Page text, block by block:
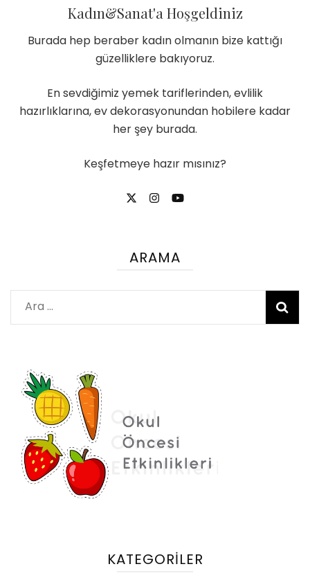
Kadın&Sanat'a Hoşgeldiniz
Burada hep beraber kadın olmanın bize kattığı
güzelliklere bakıyoruz.
En sevdiğimiz yemek tariflerinden, evlilik
hazırlıklarına, ev dekorasyonundan hobilere kadar
her şey burada.
Keşfetmeye hazır mısınız?
ARAMA
Arama:
KATEGORILER